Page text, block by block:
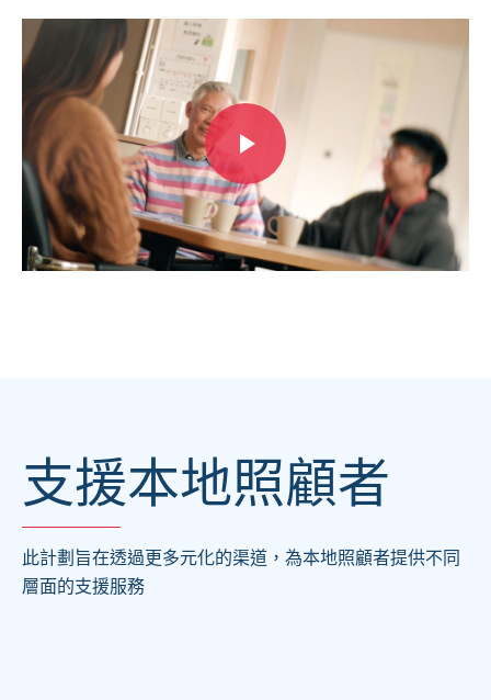
支援本地照顧者
此計劃旨在透過更多元化的渠道，為本地照顧者提供不同
層面的支援服務